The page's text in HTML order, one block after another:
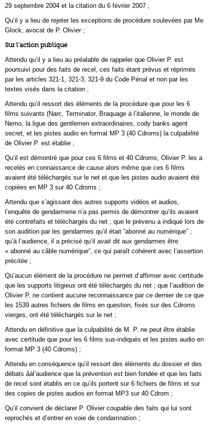
29 septembre 2004 et la citation du 6 février 2007 ;
Qu’il y a lieu de rejeter les exceptions de procédure soulevées par Me
Glock, avocat de P. Olivier ;
Sur l’action publique
Attendu qu’il y a lieu au préalable de rappeler que Olivier P. est
poursuivi pour des faits de recel, ces faits étant prévus et réprimés
par les articles 321-1, 321-3, 321-9 du Code Pénal et non par les
textes visés dans la citation ;
Attendu qu’il ressort des éléments de la procédure que pour les 6
films suivants (Narc, Terminator, Braquage à l’italienne, le monde de
Nemo, la ligue des gentlemen extraordinaires, cody banks agent
secret, et les pistes audio en format MP 3 (40 Cdroms) la culpabilité
de Olivier P. est établie ;
Qu’il est démontré que pour ces 6 films et 40 Cdroms, Olivier P. les a
recelés en connaissance de cause alors même que ces 6 films
avaient été téléchargés sur le net et que les pistes audio avaient été
copiées en MP 3 sur 40 Cdroms ;
Attendu que s’agissant des autres supports vidéos et audios,
l’enquête de gendarmerie n’a pas permis de démontrer qu’ils avaient
été contrefaits et téléchargés du net ; que le prévenu a indiqué lors de
son audition par les gendarmes qu’il était “abonné au numérique” ;
qu’à l’audience, il a précisé qu’il avait dit aux gendarmes être
« abonné au câble numérique“, ce qui paraît cohérent avec l’assertion
précitée ;
Qu’aucun élément de la procédure ne permet d’affirmer avec certitude
que les supports litigieux ont été téléchargés du net ; que l’audition de
Olivier P. ne contient aucune reconnaissance par ce dernier de ce que
les 1539 autres fichiers de films en question, fixés sur des Cdroms
vierges, ont été téléchargés sur le net ;
Attendu en définitive que la culpabilité de M. P. ne peut être établie
avec certitude que pour les 6 films sus-indiqués et les pistes audio en
format MP 3 (40 Cdroms) ;
Attendu en conséquence qu’il ressort des éléments du dossier et des
débats âàl’audience que la prévention est bien fondée et que les faits
de recel sont établis en ce qu’ils portent sur 6 fichiers de films et sur
des copies de pistes audios en format MP3 sur 40 Cdrom ;
Qu’il convient de déclarer P. Olivier coupable des faits qui lui sont
reprochés et d’entrer en voie de condamnation ;